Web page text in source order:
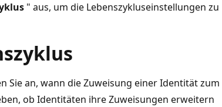
" aus, um die Lebenszykluseinstellungen zu
Sie an, wann die Zuweisung einer Identität zum
ob Identitäten ihre Zuweisungen erweitern